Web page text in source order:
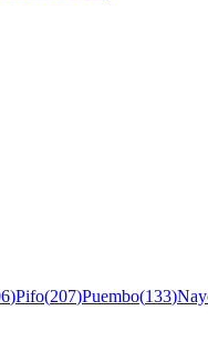
)Pifo(207)Puembo(133)